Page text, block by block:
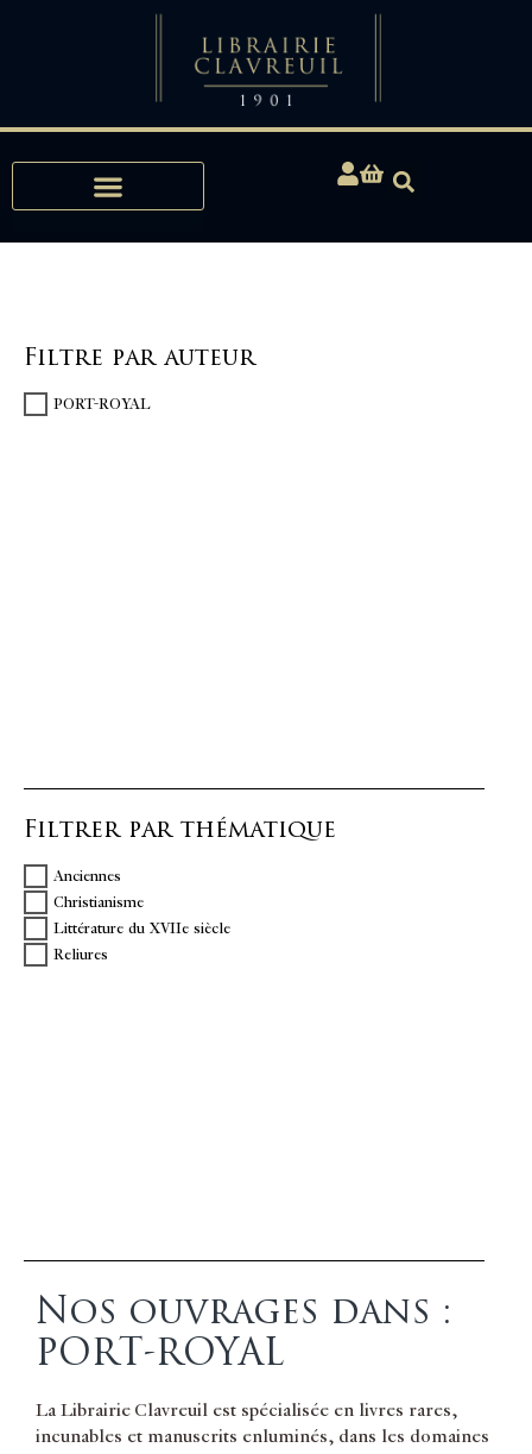
Filtre par auteur
PORT-ROYAL
Filtrer par thématique
Anciennes
Christianisme
Littérature du XVIIe siècle
Reliures
Nos ouvrages dans :
PORT-ROYAL
La Librairie Clavreuil est spécialisée en livres rares,
incunables et manuscrits enluminés, dans les domaines